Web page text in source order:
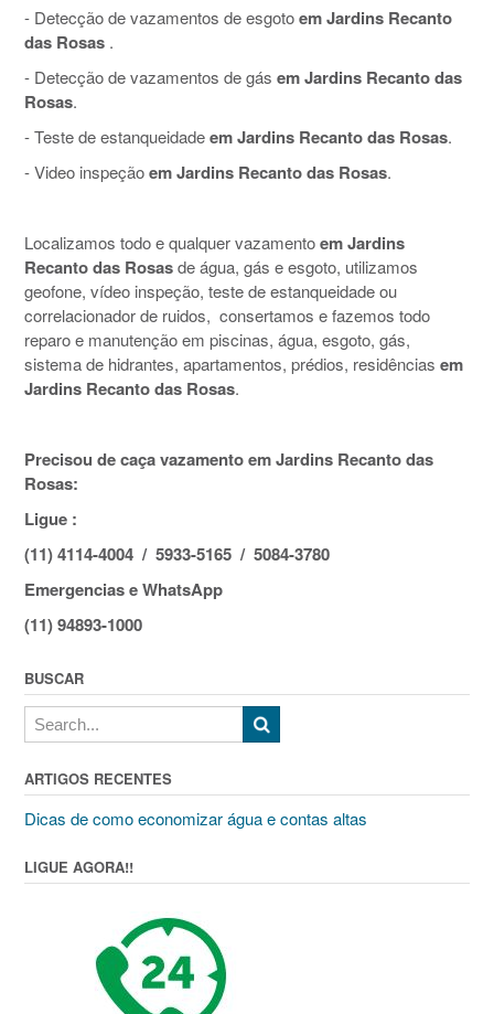
- Detecção de vazamentos de esgotoem Jardins Recanto
das Rosas .
- Detecção de vazamentos de gás em Jardins Recanto das
Rosas.
- Teste de estanqueidadeem Jardins Recanto das Rosas.
- Video inspeçãoem Jardins Recanto das Rosas.
Localizamos todo e qualquer vazamentoem Jardins
Recanto das Rosasde água, gás e esgoto, utilizamos
geofone, vídeo inspeção, teste de estanqueidade ou
correlacionador de ruidos, consertamos e fazemos todo
reparo e manutenção em piscinas, água, esgoto, gás,
sistema de hidrantes, apartamentos, prédios, residências em
Jardins Recanto das Rosas.
Precisou de caça vazamento em Jardins Recanto das
Rosas:
Ligue :
(11) 4114-4004 / 5933-5165 / 5084-3780
Emergencias e WhatsApp
(11) 94893-1000
BUSCAR
ARTIGOS RECENTES
Dicas de como economizar água e contas altas
LIGUE AGORA!!